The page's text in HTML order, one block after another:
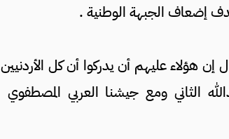
إضعاف الجبهة الوطنية .
إن هؤلاء عليهم أن يدركوا أن كل الأردنيين
الثاني ومع جيشنا العربي المصطفوي